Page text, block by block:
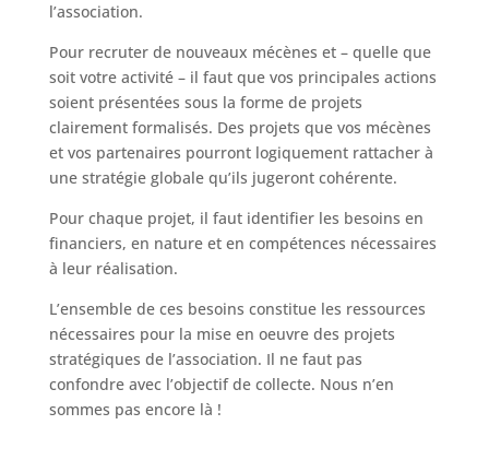
l’association.
Pour recruter de nouveaux mécènes et – quelle que
soit votre activité – il faut que vos principales actions
soient présentées sous la forme de projets
clairement formalisés. Des projets que vos mécènes
et vos partenaires pourront logiquement rattacher à
une stratégie globale qu’ils jugeront cohérente.
Pour chaque projet, il faut identifier les besoins en
financiers, en nature et en compétences nécessaires
à leur réalisation.
L’ensemble de ces besoins constitue les ressources
nécessaires pour la mise en oeuvre des projets
stratégiques de l’association. Il ne faut pas
confondre avec l’objectif de collecte. Nous n’en
sommes pas encore là !